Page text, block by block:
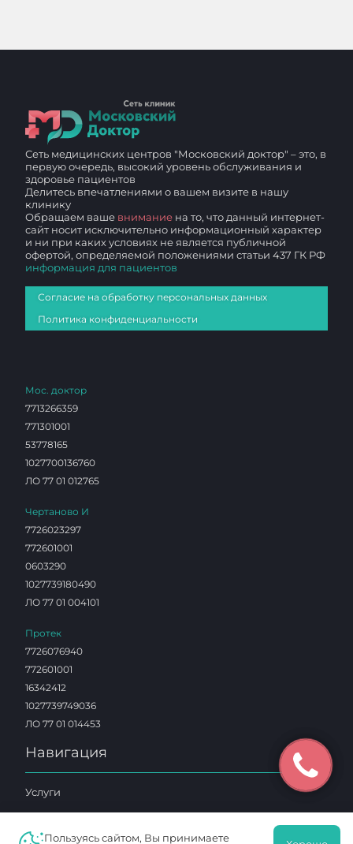
Сеть медицинских центров "Московский доктор" – это, в
первую очередь, высокий уровень обслуживания и
здоровье пациентов
Делитесь впечатлениями о вашем визите в нашу
клинику
Обращаем ваше внимание на то, что данный интернет-
сайт носит исключительно информационный характер
и ни при каких условиях не является публичной
офертой, определяемой положениями статьи 437 ГК РФ
информация для пациентов
Согласие на обработку персональных данных
Политика конфиденциальности
Мос. доктор
7713266359
771301001
53778165
1027700136760
ЛО 77 01 012765
Чертаново И
7726023297
772601001
0603290
1027739180490
ЛО 77 01 004101
Протек
7726076940
772601001
16342412
1027739749036
ЛО 77 01 014453
Навигация
Услуги
Пользуясь сайтом, Вы принимаете